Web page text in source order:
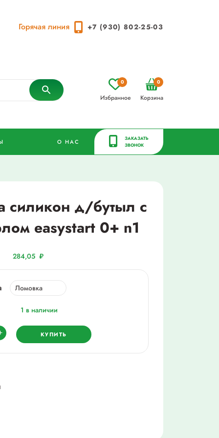
Горячая линия +7 (930) 802-25-03
Избранное
0
Корзина
0
О НАС
ЗАКАЗАТЬ
ЗВОНОК
силикон д/бутыл с
easystart 0+ n1
284,05₽
1 в наличии
КУПИТЬ